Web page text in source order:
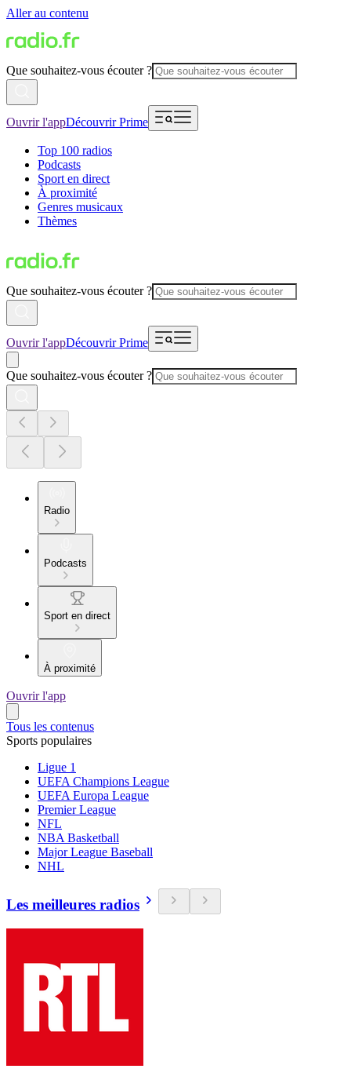
Aller au contenu
Que souhaitez-vous écouter ?
Ouvrir l'appDécouvrir Prime
Top 100 radios
Podcasts
Sport en direct
À proximité
Genres musicaux
Thèmes
Que souhaitez-vous écouter ?
Ouvrir l'appDécouvrir Prime
Que souhaitez-vous écouter ?
Radio
Podcasts
Sport en direct
À proximité
Ouvrir l'app
Tous les contenus
Sports populaires
Ligue 1
UEFA Champions League
UEFA Europa League
Premier League
NFL
NBA Basketball
Major League Baseball
NHL
Les meilleures radios